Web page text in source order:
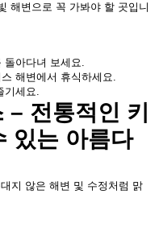
해변으로 꼭 가봐야 할 곳입니
돌아다녀 보세요.
해변에서 휴식하세요.
기세요.
– 전통적인 키
있는 아름다
지 않은 해변 및 수정처럼 맑